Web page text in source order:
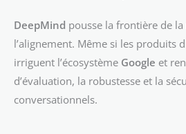
DeepMind pousse la frontière de
l’alignement. Même si les produits
irriguent l’écosystème Google et
d’évaluation, la robustesse et la
conversationnels.